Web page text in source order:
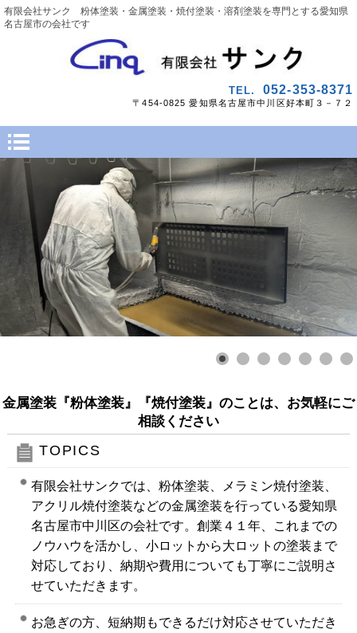
有限会社サンク 粉体塗装・金属塗装・焼付塗装・溶剤塗装を専門とする愛知県
名古屋市の会社です
TEL. 052-353-8371
〒454-0825 愛知県名古屋市中川区好本町３－７２
金属塗装『粉体塗装』『焼付塗装』のことは、お気軽にご
相談ください
TOPICS
有限会社サンクでは、粉体塗装、メラミン焼付塗装、
アクリル焼付塗装などの金属塗装を行っている愛知県
名古屋市中川区の会社です。創業４１年、これまでの
ノウハウを活かし、小ロットから大ロットの塗装まで
対応しており、納期や費用についても丁寧にご説明さ
せていただきます。
お急ぎの方、短納期もできるだけ対応させていただき